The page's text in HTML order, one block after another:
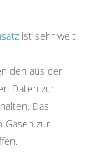
ist sehr weit
den aus der
Daten zur
Das
Gasen zur